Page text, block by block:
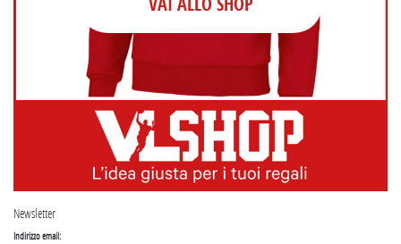
Newsletter
Indirizzo email: